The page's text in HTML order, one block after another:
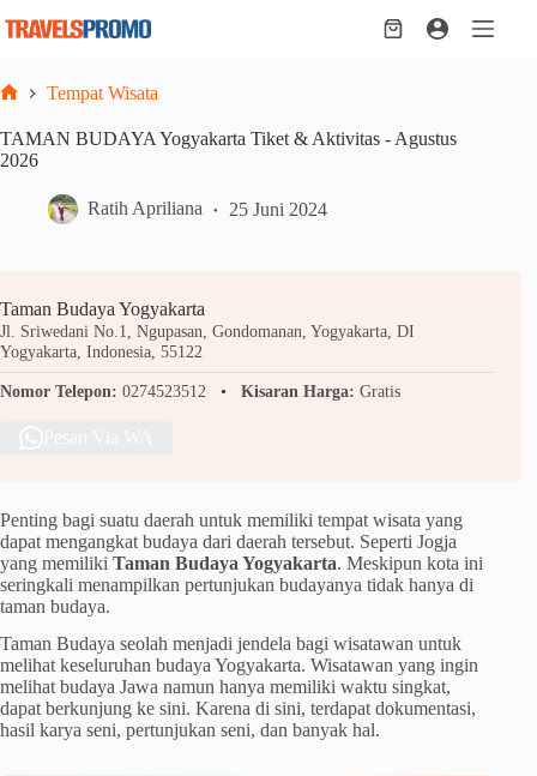
Shopping
Tempat Wisata
TAMAN BUDAYA Yogyakarta Tiket & Aktivitas - Agustus
2026
Ratih Apriliana 25 Juni 2024
Taman Budaya Yogyakarta
Jl. Sriwedani No.1, Ngupasan, Gondomanan, Yogyakarta, DI
Yogyakarta, Indonesia, 55122
Nomor Telepon: 0274523512 Kisaran Harga: Gratis
Penting bagi suatu daerah untuk memiliki tempat wisata yang
dapat mengangkat budaya dari daerah tersebut. Seperti Jogja
yang memiliki Taman Budaya Yogyakarta. Meskipun kota ini
seringkali menampilkan pertunjukan budayanya tidak hanya di
taman budaya.
Taman Budaya seolah menjadi jendela bagi wisatawan untuk
melihat keseluruhan budaya Yogyakarta. Wisatawan yang ingin
melihat budaya Jawa namun hanya memiliki waktu singkat,
dapat berkunjung ke sini. Karena di sini, terdapat dokumentasi,
hasil karya seni, pertunjukan seni, dan banyak hal.